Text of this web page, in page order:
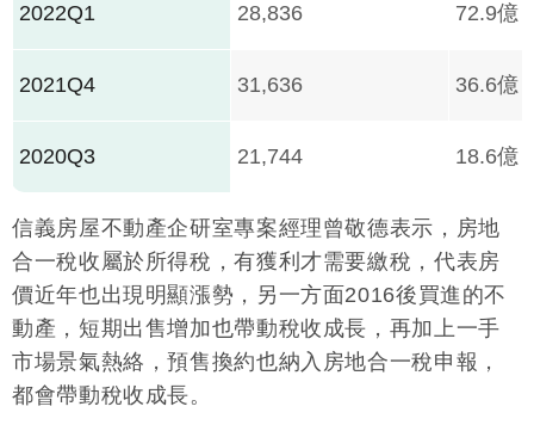
2022Q1 28,836 72.9億
2021Q4 31,636 36.6億
2020Q3 21,744 18.6億
信義房屋不動產企研室專案經理曾敬德表示，房地
合一稅收屬於所得稅，有獲利才需要繳稅，代表房
價近年也出現明顯漲勢，另一方面2016後買進的不
動產，短期出售增加也帶動稅收成長，再加上一手
市場景氣熱絡，預售換約也納入房地合一稅申報，
都會帶動稅收成長。